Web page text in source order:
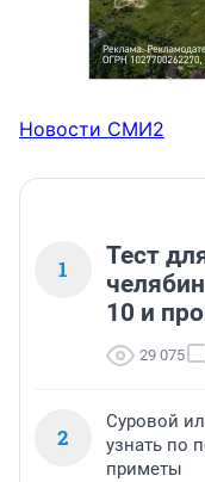
Новости СМИ2
1
Тест
10 и
29 075
2
Суровой
узнать по
приметы